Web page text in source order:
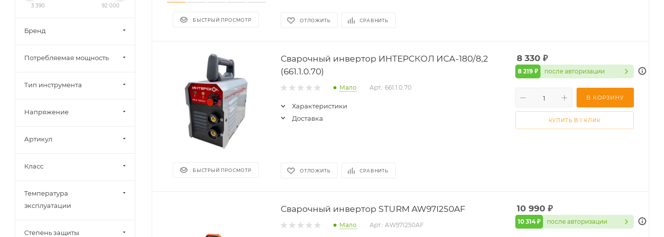
БЫСТРЫЙ ПРОСМОТР ОТЛОЖИТЬ СРАВНИТЬ
БЫСТРЫЙ ПРОСМОТР
Сварочный инвертор ИНТЕРСКОЛ ИСА-180/8,2
(661.1.0.70)
Мало Арт.: 661.1.0.70
Характеристики
Доставка
ОТЛОЖИТЬ СРАВНИТЬ
8 330 ₽
8 219 ₽ после авторизации
В КОРЗИНУ
КУПИТЬ В 1 КЛИК
Сварочный инвертор STURM AW97I250AF
Мало Арт.: AW97I250AF
10 990 ₽
10 314 ₽ после авторизации
3 390 92 000
Бренд
Потребляемая мощность
Тип инструмента
Напряжение
Артикул
Класс
Температура
эксплуатации
Степень защиты